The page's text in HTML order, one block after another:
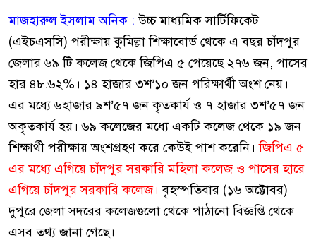
মাজহারুল ইসলাম অনিক :উচ্চ মাধ্যমিক সার্টিফিকেট
(এইচএসসি) পরীক্ষায় কুমিল্লা শিক্ষাবোর্ড থেকে এ বছর চাঁদপুর
জেলার ৬৯ টি কলেজ থেকে জিপিএ ৫ পেয়েছে ২৭৬ জন, পাসের
হার ৪৮.৬২%। ১৪ হাজার ৩শ’১০ জন পরিক্ষার্থী অংশ নেয়।
এর মধ্যে ৬হাজার ৯শ’৫৭ জন কৃতকার্য ও ৭ হাজার ৩শ’৫৭ জন
অকৃতকার্য হয়। ৬৯ কলেজের মধ্যে একটি কলেজ থেকে ১৯ জন
শিক্ষার্থী পরীক্ষায় অংশগ্রহণ করে কেউই পাশ করেনি। জিপিএ ৫
এর মধ্যে এগিয়ে চাঁদপুর সরকারি মহিলা কলেজ ও পাসের হারে
এগিয়ে চাঁদপুর সরকারি কলেজ। বৃহস্পতিবার (১৬ অক্টোবর)
দুপুরে জেলা সদরের কলেজগুলো থেকে পাঠানো বিজ্ঞপ্তি থেকে
এসব তথ্য জানা গেছে।